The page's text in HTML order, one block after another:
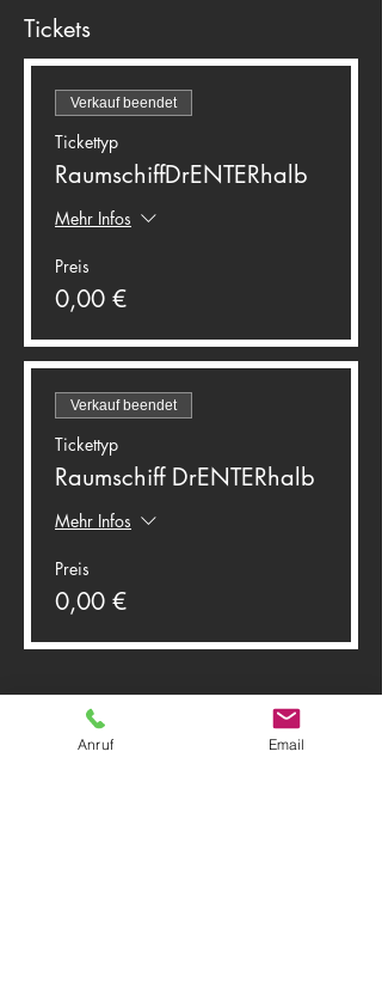
Tickets
Verkauf beendet
Tickettyp
RaumschiffDrENTERhalb
Mehr Infos
Preis
0,00 €
Verkauf beendet
Tickettyp
Raumschiff DrENTERhalb
Mehr Infos
Preis
0,00 €
Anruf Email